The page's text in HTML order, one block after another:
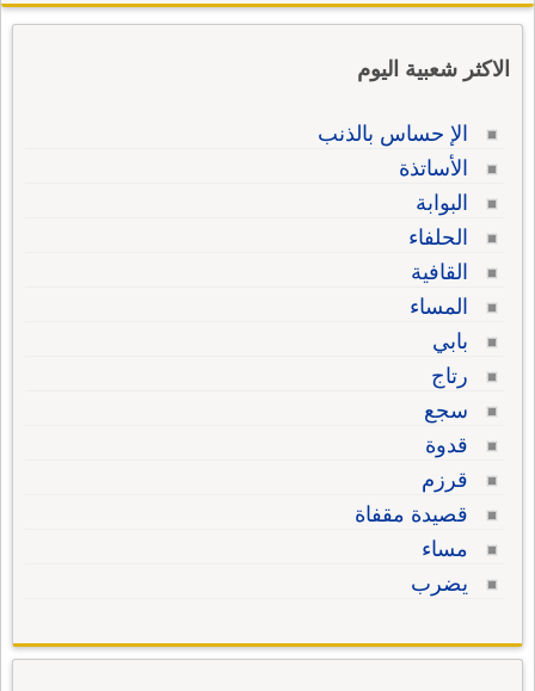
الاكثر شعبية اليوم
الإ حساس بالذنب
الأساتذة
البوابة
الحلفاء
القافية
المساء
بابي
رتاج
سجع
قدوة
قرزم
قصيدة مقفاة
مساء
يضرب